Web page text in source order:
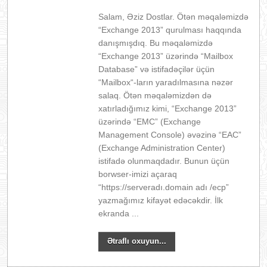
Salam, Əziz Dostlar. Ötən məqaləmizdə
“Exchange 2013” qurulması haqqında
danışmışdıq. Bu məqaləmizdə
“Exchange 2013” üzərində “Mailbox
Database” və istifadəçilər üçün
“Mailbox“-ların yaradılmasına nəzər
salaq. Ötən məqaləmizdən də
xatırladığımız kimi, “Exchange 2013”
üzərində “EMC” (Exchange
Management Console) əvəzinə “EAC”
(Exchange Administration Center)
istifadə olunmaqdadır. Bunun üçün
borwser-imizi açaraq
“https://serveradı.domain adı /ecp”
yazmağımız kifayət edəcəkdir. İlk
ekranda ...
Ətraflı oxuyun...